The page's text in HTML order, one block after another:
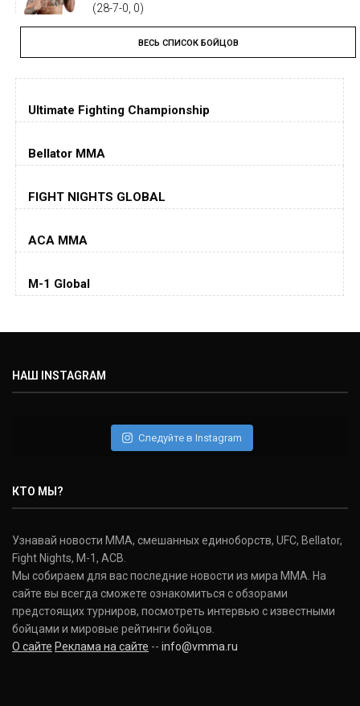
(28-7-0, 0)
Тайрон Вудли
Tyron Woodley
(19-5-1, 0)
Дастин Порье
(26-6-0, 1)
Jorge Masvidal
Колби Ковингтон
Дэниель Кормье
(22-2-0, 1)
Donald Cerrone
(36-15-0, 1)
Исраэль Адесанья
Israel Adesanya
(19-0-0, 0)
ВЕСЬ СПИСОК БОЙЦОВ
Ultimate Fighting Championship
Bellator MMA
FIGHT NIGHTS GLOBAL
ACA MMA
M-1 Global
НАШ INSTAGRAM
Следуйте в Instagram
КТО МЫ?
Узнавай новости ММА, смешанных единоборств, UFC, Bellator,
Fight Nights, M-1, ACB.
Мы собираем для вас последние новости из мира ММА. На
сайте вы всегда сможете ознакомиться с обзорами
предстоящих турниров, посмотреть интервью с известными
бойцами и мировые рейтинги бойцов.
О сайте Реклама на сайте -- info@vmma.ru